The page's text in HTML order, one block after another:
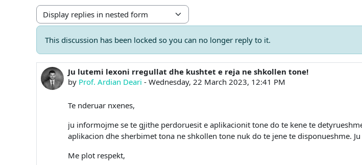
Display mode
This discussion has been locked so you can no longer reply to it.
Ju lutemi lexoni rregullat dhe kushtet e reja ne shkollen tone!
by Prof. Ardian Deari - Wednesday, 22 March 2023, 12:41 PM
Number of replies: 0
Te nderuar nxenes,
ju informojme se te gjithe perdoruesit e aplikacionit tone do te kene te
aplikacion dhe sherbimet tona ne shkollen tone nuk do te jene te disponueshme.
Me plot respekt,